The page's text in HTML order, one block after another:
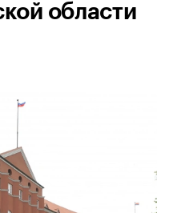
области